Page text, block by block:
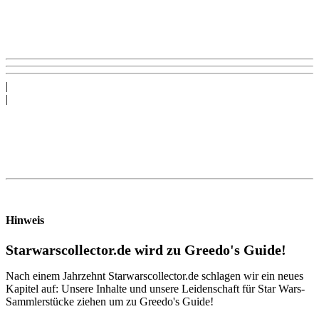
|
|
Hinweis
Starwarscollector.de wird zu Greedo's Guide!
Nach einem Jahrzehnt Starwarscollector.de schlagen wir ein neues
Kapitel auf: Unsere Inhalte und unsere Leidenschaft für Star Wars-
Sammlerstücke ziehen um zu Greedo's Guide!